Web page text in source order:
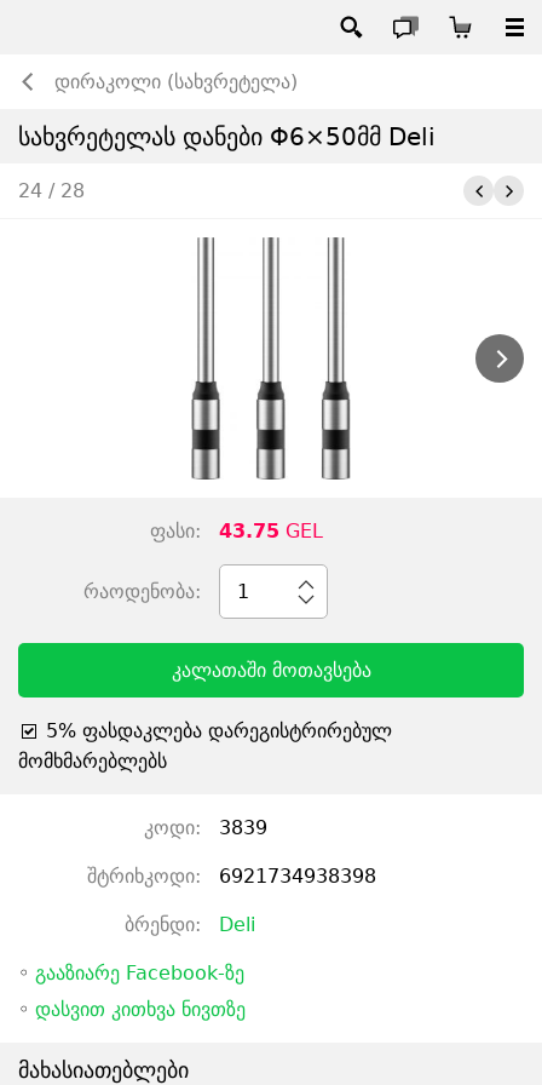
დირაკოლი (სახვრეტელა)
სახვრეტელას დანები Φ6×50მმ Deli
24 / 28
ფასი: 43.75 GEL
რაოდენობა: 1
კალათაში მოთავსება
5% ფასდაკლება დარეგისტრირებულ
მომხმარებლებს
კოდი: 3839
შტრიხკოდი: 6921734938398
ბრენდი: Deli
◦ გააზიარე Facebook-ზე
◦ დასვით კითხვა ნივთზე
მახასიათებლები